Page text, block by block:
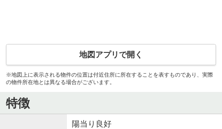
地図アプリで開く
※地図上に表示される物件の位置は付近住所に所在することを表すものであり、実際
の物件所在地とは異なる場合がございます。
特徴
陽当り良好